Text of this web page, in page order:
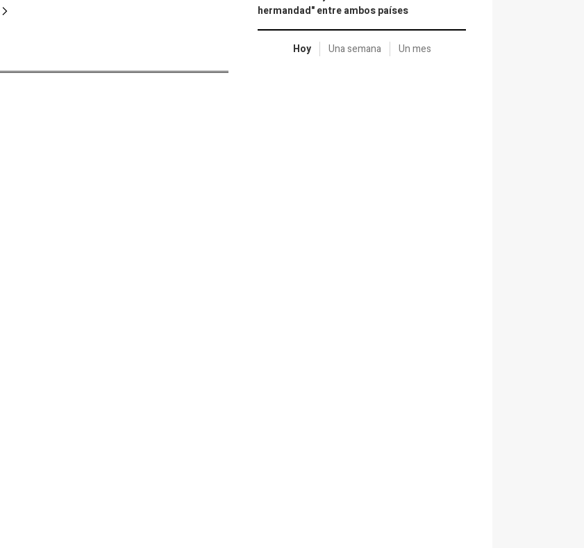
hermandad" entre ambos países
Hoy Una semana Un mes